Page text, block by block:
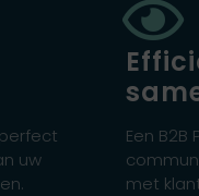
uw
Een
met